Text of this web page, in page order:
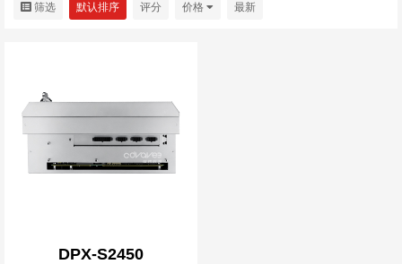
筛选 默认排序 评分 价格 最新
DPX-S2450